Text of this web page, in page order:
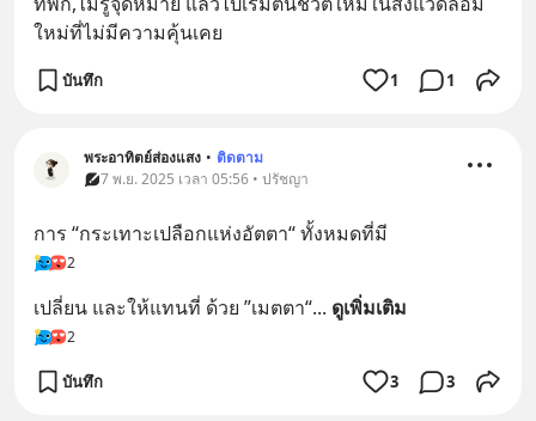
ใหม่ที่ไม่มีความคุ้นเคย
บันทึก 1 1
พระอาทิตย์ส่องแสง • ติดตาม
7 พ.ย. 2025 เวลา 05:56 • ปรัชญา
การ “กระเทาะเปลือกแห่งอัตตา“ ทั้งหมดที่มี
2
เปลี่ยน และให้แทนที่ ด้วย ”เมตตา“... ดูเพิ่มเติม
2
บันทึก 3 3